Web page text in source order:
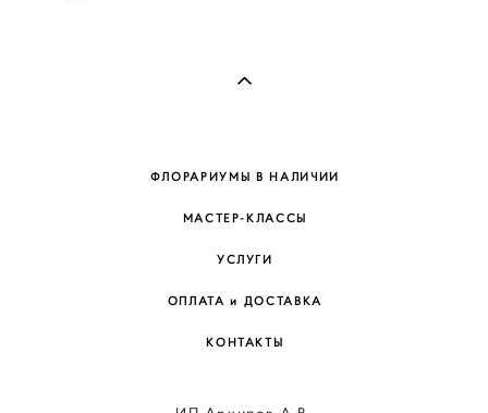
ФЛОРАРИУМЫ В НАЛИЧИИ
МАСТЕР-КЛАССЫ
УСЛУГИ
ОПЛАТА и ДОСТАВКА
КОНТАКТЫ